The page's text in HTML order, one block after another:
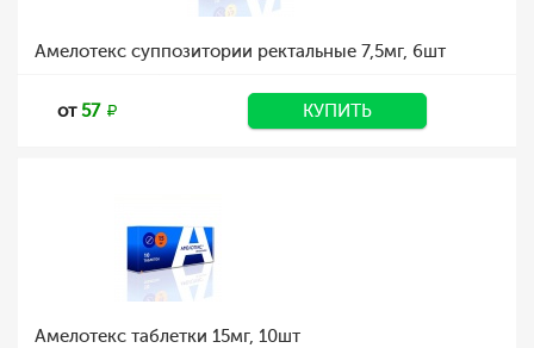
Амелотекс суппозитории ректальные 7,5мг, 6шт
от57 КУПИТЬ
Амелотекс таблетки 15мг, 10шт